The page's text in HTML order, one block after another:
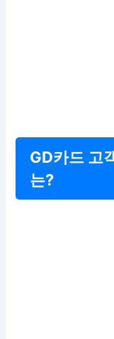
GD카드 고
는?